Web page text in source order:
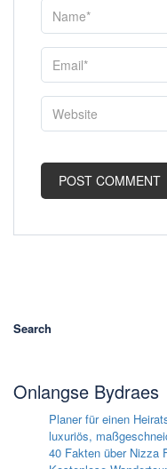
Search
Onlangse Bydraes
Planer für einen
luxuriös,
40 Fakten über Nizza